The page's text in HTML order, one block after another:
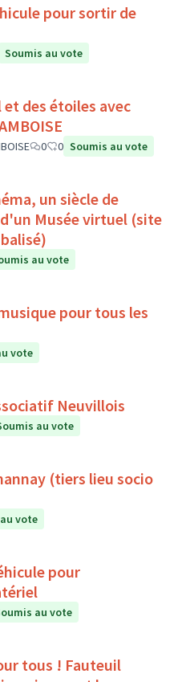
pour sortir de
Soumis au vote
des étoiles avec
d’AMBOISE
0 0 Soumis au vote
un siècle de
Musée virtuel (site
au vote
pour tous les
vote
Neuvillois
au vote
(tiers lieu socio
vote
pour
au vote
tous ! Fauteuil